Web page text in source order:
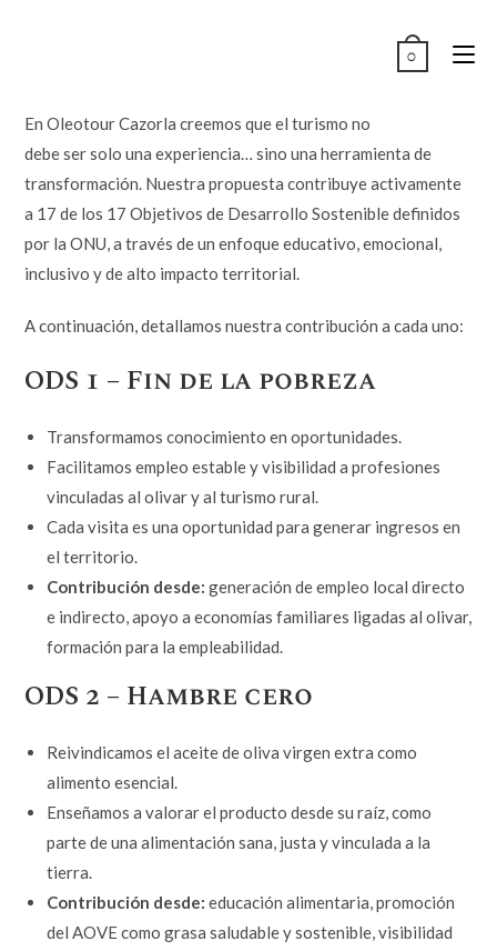
0
En Oleotour Cazorla creemos que el turismo no
debe ser solo una experiencia… sino una herramienta de
transformación. Nuestra propuesta contribuye activamente
a 17 de los 17 Objetivos de Desarrollo Sostenible definidos
por la ONU, a través de un enfoque educativo, emocional,
inclusivo y de alto impacto territorial.
A continuación, detallamos nuestra contribución a cada uno:
ODS 1 – Fin de la pobreza
Transformamos conocimiento en oportunidades.
Facilitamos empleo estable y visibilidad a profesiones
vinculadas al olivar y al turismo rural.
Cada visita es una oportunidad para generar ingresos en
el territorio.
Contribución desde: generación de empleo local directo
e indirecto, apoyo a economías familiares ligadas al olivar,
formación para la empleabilidad.
ODS 2 – Hambre cero
Reivindicamos el aceite de oliva virgen extra como
alimento esencial.
Enseñamos a valorar el producto desde su raíz, como
parte de una alimentación sana, justa y vinculada a la
tierra.
Contribución desde: educación alimentaria, promoción
del AOVE como grasa saludable y sostenible, visibilidad